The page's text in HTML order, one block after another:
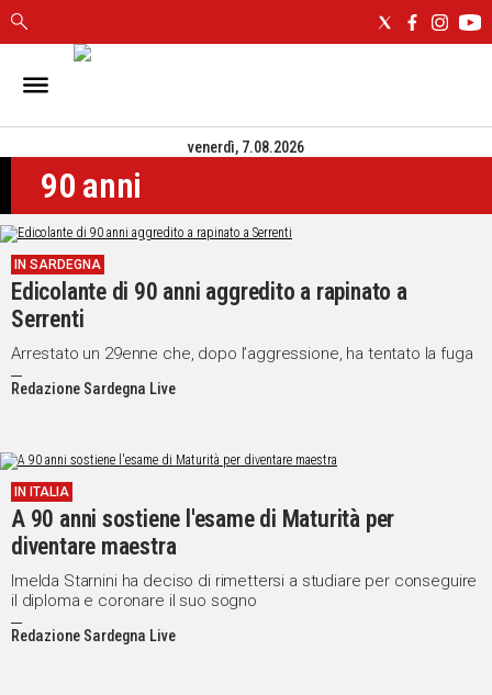
IN
CAGLIARI
SASSARI
NUORO
ORISTANO
SULCIS
GALLURA
OGLIASTRA
MEDIO
CAMPIDANO
NOTIZIE
POLITICA
IN
ITALIA
NEL
MONDO
venerdì, 7.08.2026
90 anni
IN SARDEGNA
Edicolante di 90 anni aggredito a rapinato a
Serrenti
Arrestato un 29enne che, dopo l’aggressione, ha tentato la fuga
Redazione Sardegna Live
IN ITALIA
A 90 anni sostiene l'esame di Maturità per
diventare maestra
Imelda Starnini ha deciso di rimettersi a studiare per conseguire
il diploma e coronare il suo sogno
Redazione Sardegna Live